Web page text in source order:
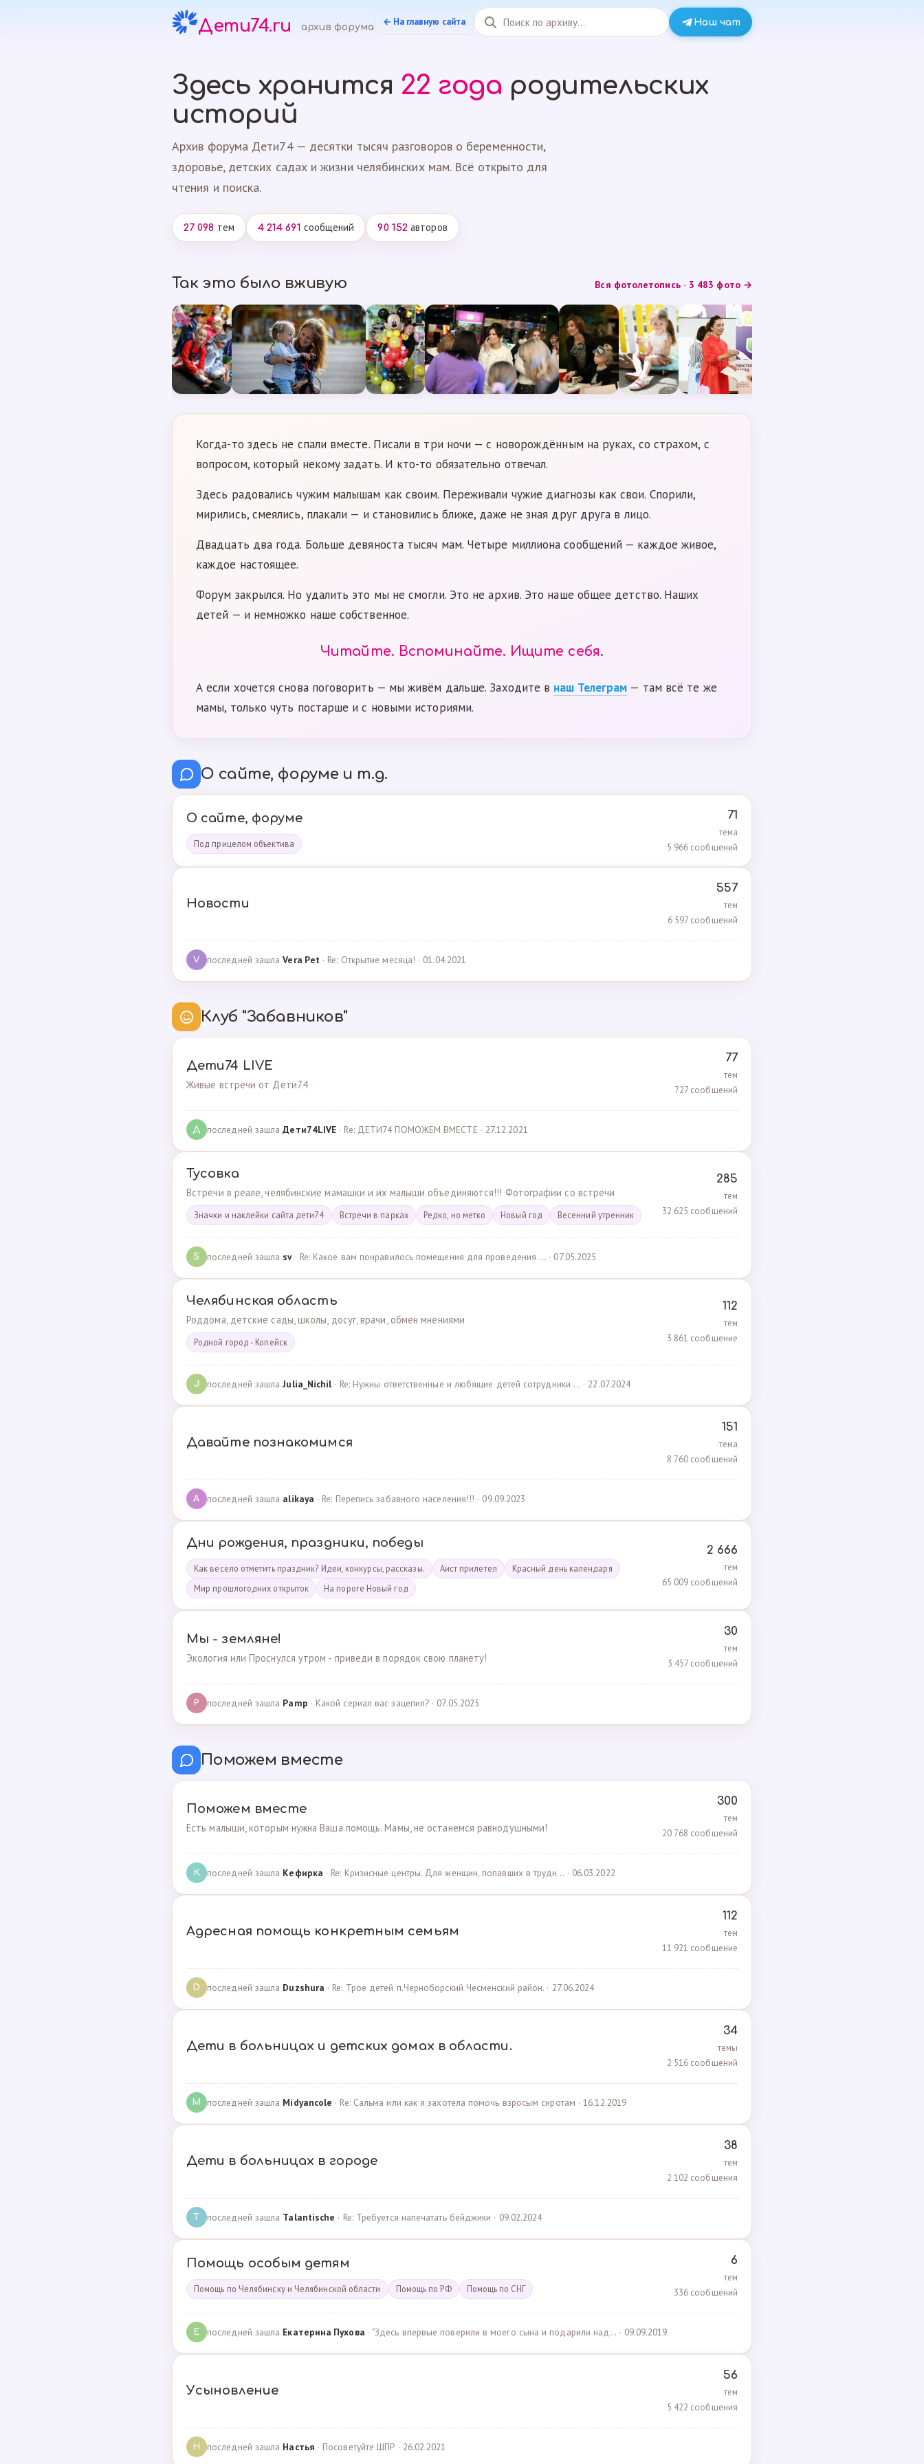
Дети74.ru архив форума ← На главную сайта Наш чат
Здесь хранится 22 года родительских
историй
Архив форума Дети74 — десятки тысяч разговоров о беременности,
здоровье, детских садах и жизни челябинских мам. Всё открыто для
чтения и поиска.
27 098 тем 4 214 691 сообщений 90 152 авторов
Так это было вживую Вся фотолетопись · 3 483 фото →
Когда-то здесь не спали вместе. Писали в три ночи — с новорождённым на руках, со страхом, с
вопросом, который некому задать. И кто-то обязательно отвечал.
Здесь радовались чужим малышам как своим. Переживали чужие диагнозы как свои. Спорили,
мирились, смеялись, плакали — и становились ближе, даже не зная друг друга в лицо.
Двадцать два года. Больше девяноста тысяч мам. Четыре миллиона сообщений — каждое живое,
каждое настоящее.
Форум закрылся. Но удалить это мы не смогли. Это не архив. Это наше общее детство. Наших
детей — и немножко наше собственное.
Читайте. Вспоминайте. Ищите себя.
А если хочется снова поговорить — мы живём дальше. Заходите в наш Телеграм — там всё те же
мамы, только чуть постарше и с новыми историями.
О сайте, форуме и т.д.
О сайте, форуме
Под прицелом объектива
71
тема
5 966 сообщений
Новости
557
тем
6 597 сообщений
V последней зашлаVera Pet · Re: Открытие месяца! · 01.04.2021
Клуб "Забавников"
Дети74 LIVE
Живые встречи от Дети74
77
тем
727 сообщений
Д последней зашлаДeти74LIVE · Re: ДЕТИ74 ПОМОЖЕМ ВМЕСТЕ · 27.12.2021
Тусовка
Встречи в реале, челябинские мамашки и их малыши объединяются!!! Фотографии со встречи
Значки и наклейки сайта дети74 Встречи в парках Редко, но метко Новый год Весенний утренник
285
тем
32 625 сообщений
S последней зашла sv· Re: Какое вам понравилось помещения для проведения … · 07.05.2025
Челябинская область
Роддома, детские сады, школы, досуг, врачи, обмен мнениями
Родной город - Копейск
112
тем
3 861 сообщение
J последней зашлаJulia_Nichil· Re: Нужны ответственные и любящие детей сотрудники … · 22.07.2024
Давайте познакомимся
151
тема
8 760 сообщений
A последней зашла alikaya · Re: Перепись забавного населения!!! · 09.09.2023
Дни рождения, праздники, победы
Как весело отметить праздник? Идеи, конкурсы, рассказы. Аист прилетел
Красный день календаря
Мир прошлогодних открыток
На пороге Новый год
2 666
тем
65 009 сообщений
Мы - земляне!
Экология или Проснулся утром - приведи в порядок свою планету!
30
тем
3 457 сообщений
P последней зашла Pamp · Какой сериал вас зацепил? · 07.05.2025
Поможем вместе
Поможем вместе
Есть малыши, которым нужна Ваша помощь. Мамы, не останемся равнодушными!
300
тем
20 768 сообщений
К последней зашла Кефирка · Re: Кризисные центры. Для женщин, попавших в трудн… · 06.03.2022
Адресная помощь конкретным семьям
112
тем
11 921 сообщение
D последней зашла Duzshura · Re: Трое детей п.Черноборский Чесменский район. · 27.06.2024
Дети в больницах и детских домах в области.
34
темы
2 516 сообщений
M последней зашла Midyancole · Re: Сальма или как я захотела помочь взросым сиротам · 16.12.2019
Дети в больницах в городе
38
тем
2 102 сообщения
T последней зашла Talantische · Re: Требуется напечатать бейджики · 09.02.2024
Помощь особым детям
Помощь по Челябинску и Челябинской области Помощь по РФ Помощь по СНГ
6
тем
336 сообщений
Е последней зашла Екатерина Пухова · "Здесь впервые поверили в моего сына и подарили над… · 09.09.2019
Усыновление
56
тем
5 422 сообщения
Н последней зашла Настья · Посоветуйте ШПР · 26.02.2021